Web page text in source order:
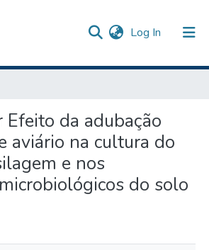
Log In (current)
da adubação
aviário na cultura do
e nos
do solo